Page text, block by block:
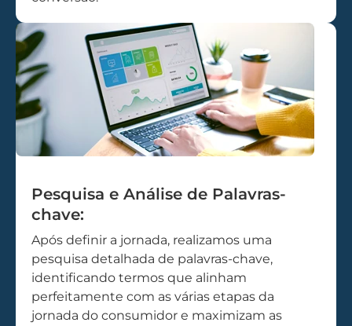
Pesquisa e Análise de Palavras-
chave:
Após definir a jornada, realizamos uma
pesquisa detalhada de palavras-chave,
identificando termos que alinham
perfeitamente com as várias etapas da
jornada do consumidor e maximizam as